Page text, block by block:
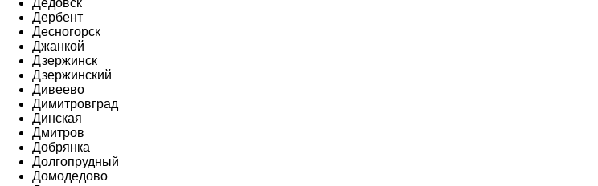
Дедовск
Дербент
Десногорск
Джанкой
Дзержинск
Дзержинский
Дивеево
Димитровград
Динская
Дмитров
Добрянка
Долгопрудный
Домодедово